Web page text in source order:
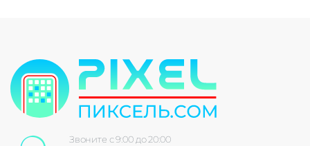
Звоните с 9:00 до 20:00